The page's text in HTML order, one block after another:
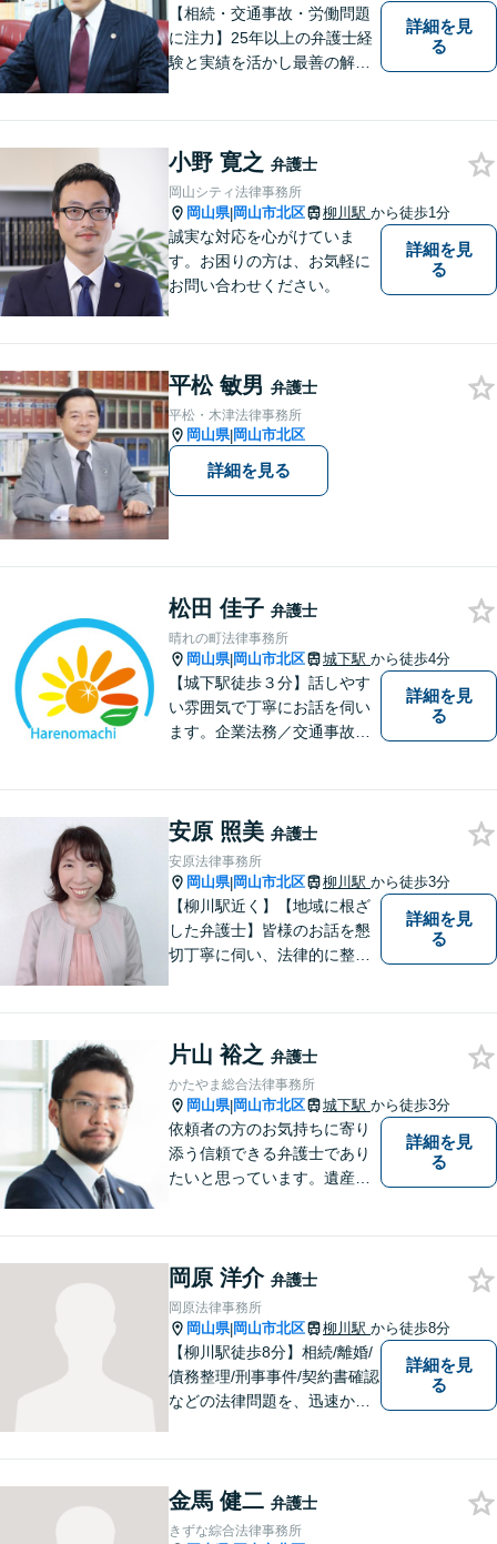
【相続・交通事故・労働問題
に注力】25年以上の弁護士経
験と実績を活かし最善の解決
詳細を見
る
小野 寛之 弁護士
岡山シティ法律事務所
岡山県|岡山市北区 柳川駅 から徒歩1分
誠実な対応を心がけていま
す。お困りの方は、お気軽に
お問い合わせください。
詳細を見
る
平松 敏男 弁護士
平松・木津法律事務所
岡山県|岡山市北区
詳細を見る
松田 佳子 弁護士
晴れの町法律事務所
岡山県|岡山市北区 城下駅 から徒歩4分
【城下駅徒歩３分】話しやす
い雰囲気で丁寧にお話を伺い
ます。企業法務／交通事故／
詳細を見
る
安原 照美 弁護士
安原法律事務所
岡山県|岡山市北区 柳川駅 から徒歩3分
【柳川駅近く】【地域に根ざ
した弁護士】皆様のお話を懇
切丁寧に伺い、法律的に整理
少しでも解決されますよう，
誠心誠意努力いたす所存で
す。皆様方のご来所をお待ち
しております。
詳細を見
る
片山 裕之 弁護士
かたやま総合法律事務所
岡山県|岡山市北区 城下駅 から徒歩3分
依頼者の方のお気持ちに寄り
添う信頼できる弁護士であり
たいと思っています。遺産分
にご相談ください。
詳細を見
る
岡原 洋介 弁護士
岡原法律事務所
岡山県|岡山市北区 柳川駅 から徒歩8分
【柳川駅徒歩8分】相続/離婚/
債務整理/刑事事件/契約書確認
などの法律問題を、迅速かつ
軽にご相談ください。【出張
相談対応可能】
詳細を見
る
金馬 健二 弁護士
きずな綜合法律事務所